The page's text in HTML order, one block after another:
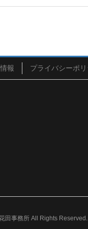
報 プライバシーポ
田事務所 All Rights Reserved.